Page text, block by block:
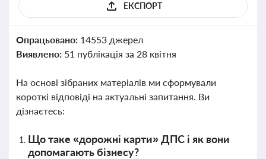
ЕКСПОРТ
Опрацьовано: 14553 джерел
Виявлено: 51 публікація за 28 квітня
На основі зібраних матеріалів ми сформували
короткі відповіді на актуальні запитання. Ви
дізнаєтесь:
Що таке «дорожні карти» ДПС і як вони
допомагають бізнесу?